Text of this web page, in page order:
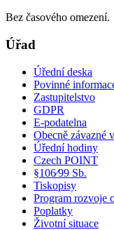
Bez časového omezení.
Úřad
Úřední deska
Povinné
Zastupitelstvo
GDPR
E-podatelna
Obecně závazné
Úřední hodiny
Czech POINT
§106⁄99 Sb.
Tiskopisy
Program rozvoje
Poplatky
Životní situace